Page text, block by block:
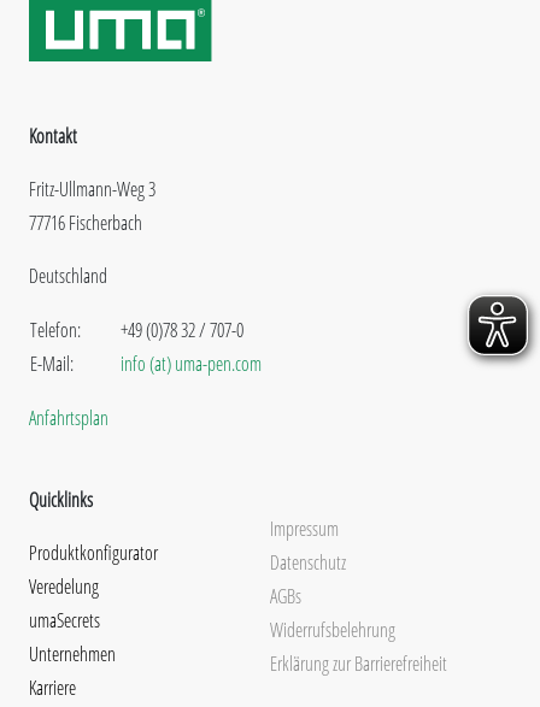
Kontakt
Fritz-Ullmann-Weg 3
77716 Fischerbach
Deutschland
Telefon:
E-Mail:
+49 (0)78 32 / 707-0
info (at) uma-pen.com
Anfahrtsplan
Quicklinks
Produktkonfigurator
Veredelung
umaSecrets
Unternehmen
Karriere
Impressum
Datenschutz
AGBs
Widerrufsbelehrung
Erklärung zur Barrierefreiheit